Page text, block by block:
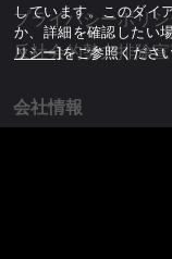
プライバシーポリ
反社会的勢力排除
会社情報
しています。このダイ
か、詳細を確認したい場
リシー]をご参照くださ